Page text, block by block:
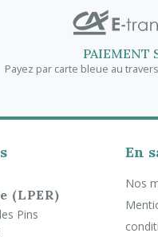
PAIEMENT
Payez par carte bleue au
(LPER)
Pins
En
Nos